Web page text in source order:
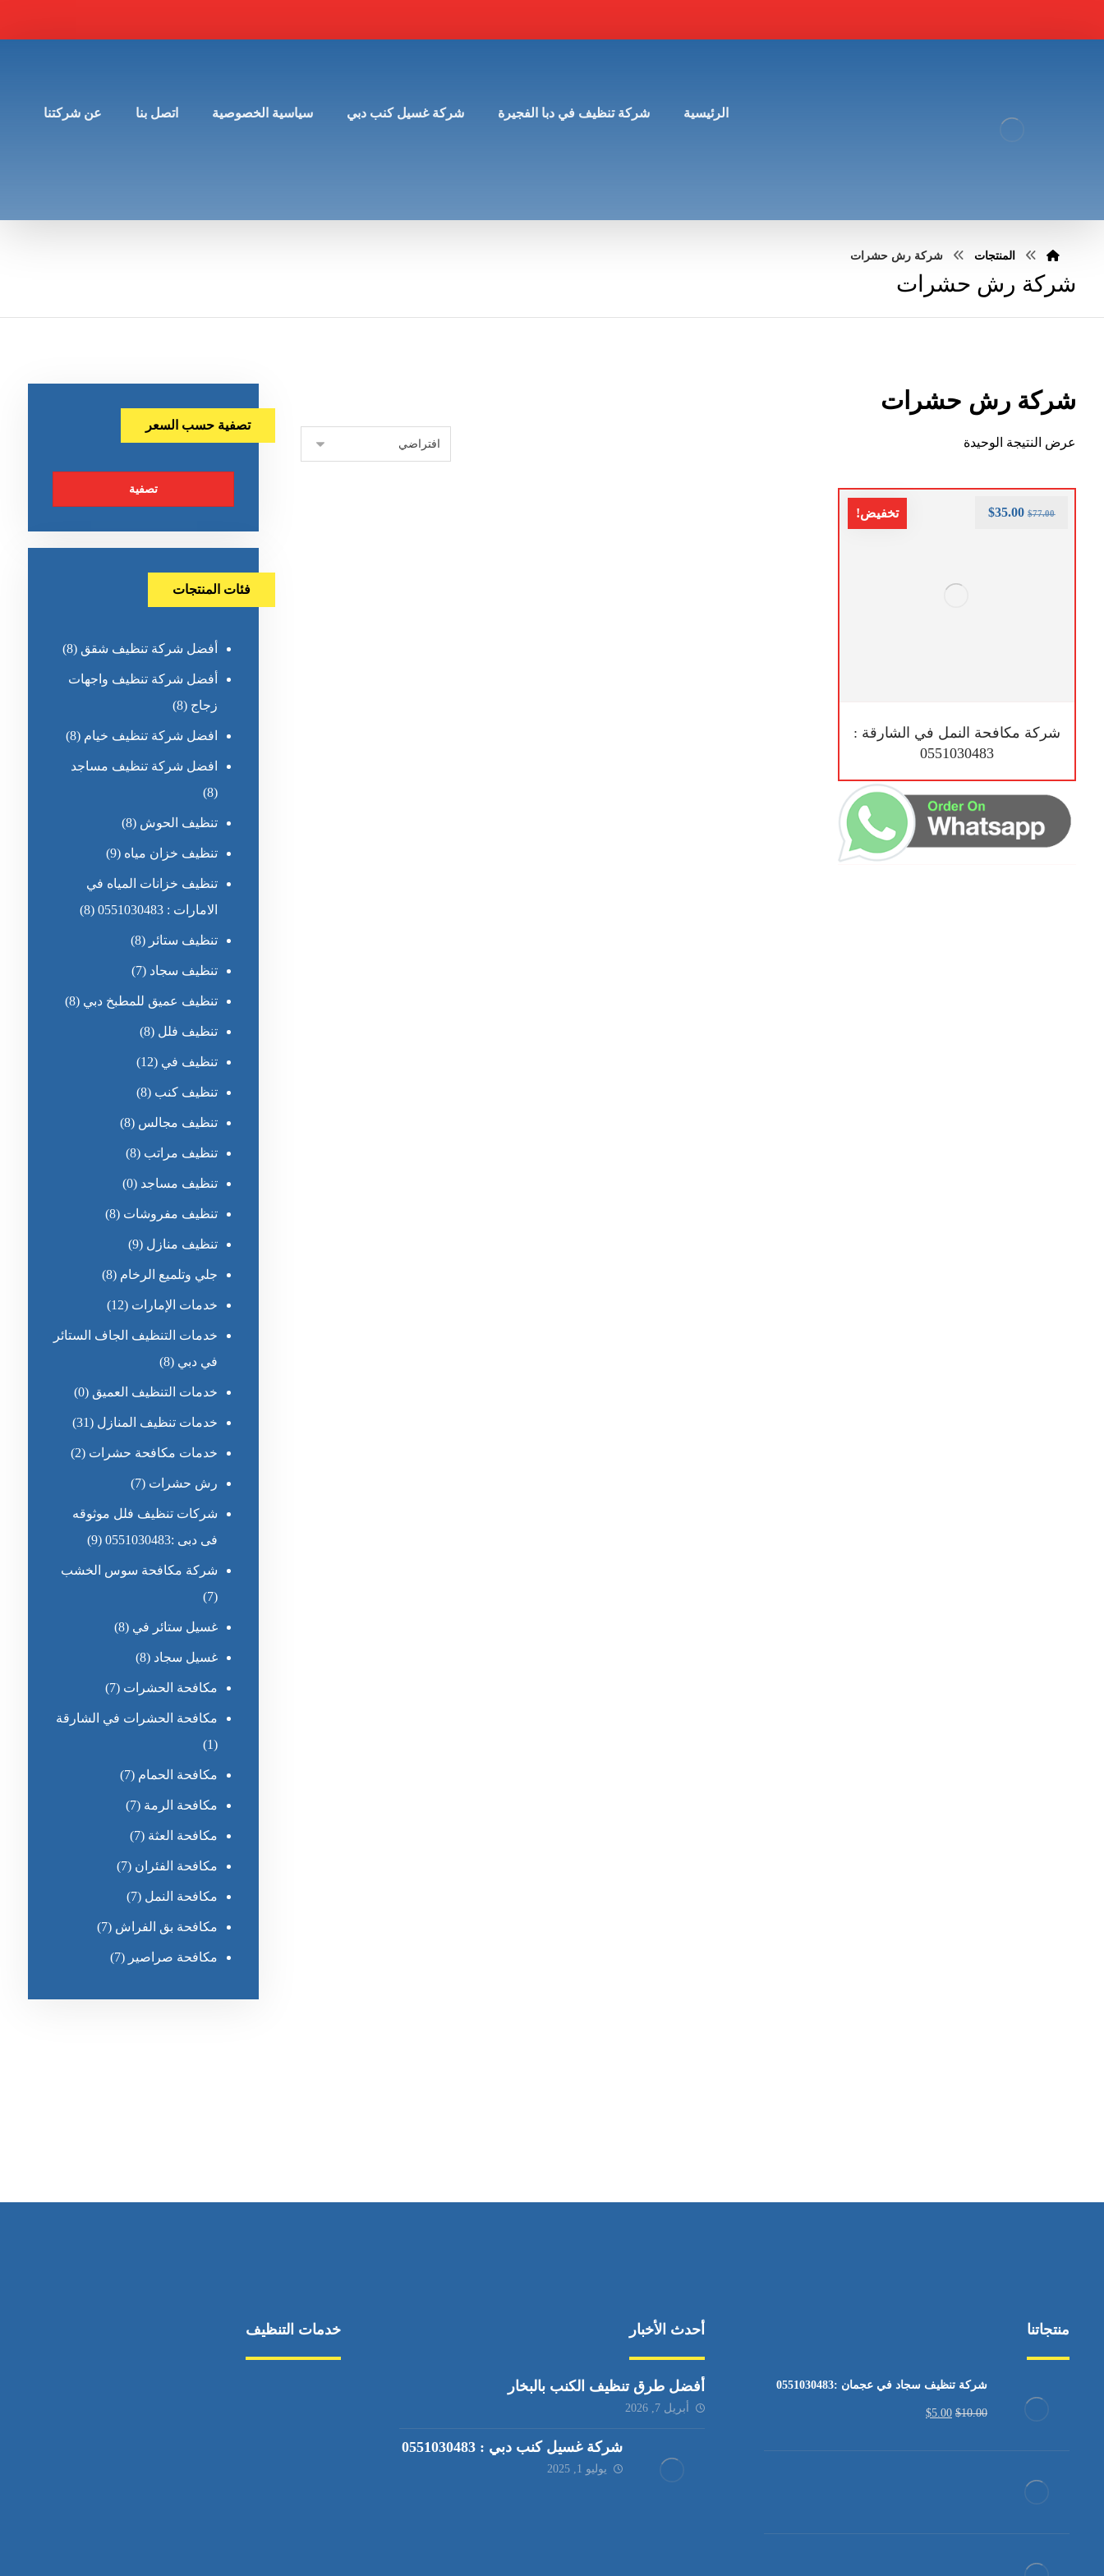
الرئيسية شركة تنظيف في دبا الفجيرة شركة غسيل كنب دبي سياسية الخصوصية اتصل بنا عن شركتنا
المنتجات شركة رش حشرات
شركة رش حشرات
شركة رش حشرات
عرض النتيجة الوحيدة
تخفيض!
شركة مكافحة النمل في الشارقة :
0551030483
$77.00
$35.00
تصفية حسب السعر
تصفية
فئات المنتجات
أفضل شركة تنظيف شقق (8)
أفضل شركة تنظيف واجهات
زجاج (8)
افضل شركة تنظيف خيام (8)
افضل شركة تنظيف مساجد
(8)
تنظيف الحوش (8)
تنظيف خزان مياه (9)
تنظيف خزانات المياه في
الامارات : 0551030483
(8)
تنظيف ستائر (8)
تنظيف سجاد (7)
تنظيف عميق للمطبخ دبي (8)
تنظيف فلل (8)
تنظيف في (12)
تنظيف كنب (8)
تنظيف مجالس (8)
تنظيف مراتب (8)
تنظيف مساجد (0)
تنظيف مفروشات (8)
تنظيف منازل (9)
جلي وتلميع الرخام (8)
خدمات الإمارات (12)
خدمات التنظيف الجاف الستائر
في دبي (8)
خدمات التنظيف العميق (0)
خدمات تنظيف المنازل (31)
خدمات مكافحة حشرات (2)
رش حشرات (7)
شركات تنظيف فلل موثوقه
فى دبى :0551030483
(9)
شركة مكافحة سوس الخشب
(7)
غسيل ستائر في (8)
غسيل سجاد (8)
مكافحة الحشرات (7)
مكافحة الحشرات في الشارقة
(1)
مكافحة الحمام (7)
مكافحة الرمة (7)
مكافحة العثة (7)
مكافحة الفئران (7)
مكافحة النمل (7)
مكافحة بق الفراش (7)
مكافحة صراصير (7)
منتجاتنا
شركة تنظيف سجاد في عجمان :0551030483
$10.00
$5.00
أحدث الأخبار
أفضل طرق تنظيف الكنب بالبخار
أبريل 7, 2026
شركة غسيل كنب دبي : 0551030483
يوليو 1, 2025
خدمات التنظيف